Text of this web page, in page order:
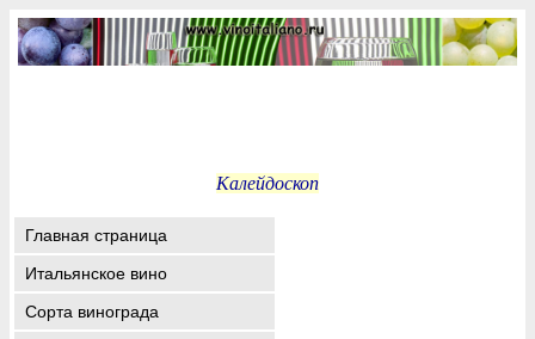
Калейдоскоп
Главная страница
Итальянское вино
Сорта винограда